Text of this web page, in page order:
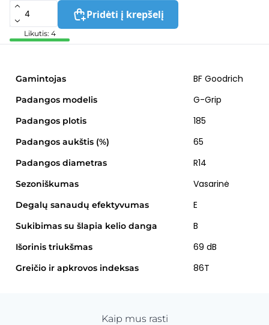
Pridėti į krepšelį
Likutis: 4
Gamintojas BF Goodrich
Padangos modelis G-Grip
Padangos plotis 185
Padangos aukštis (%) 65
Padangos diametras R14
Sezoniškumas Vasarinė
Degalų sanaudų efektyvumas E
Sukibimas su šlapia kelio danga B
Išorinis triukšmas 69 dB
Greičio ir apkrovos indeksas 86T
Kaip mus rasti